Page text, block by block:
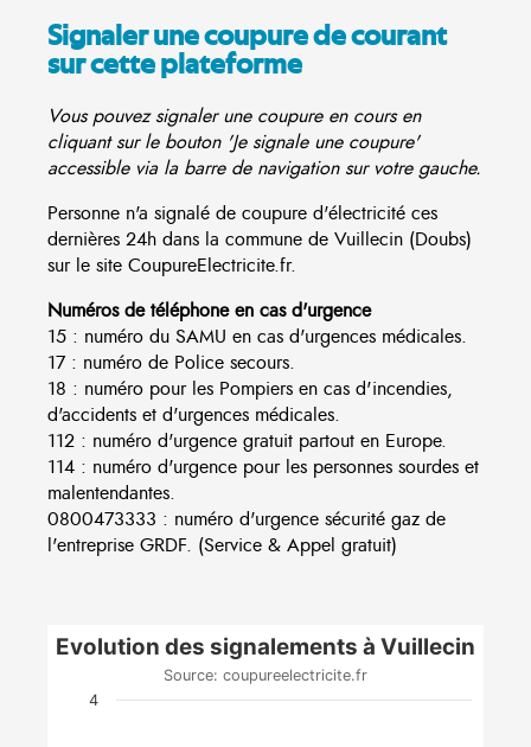
Signaler une coupure de courant
sur cette plateforme
Vous pouvez signaler une coupure en cours en
cliquant sur le bouton 'Je signale une coupure'
accessible via la barre de navigation sur votre gauche.
Personne n'a signalé de coupure d'électricité ces
dernières 24h dans la commune de Vuillecin (Doubs)
sur le site CoupureElectricite.fr.
Numéros de téléphone en cas d'urgence
15 : numéro du SAMU en cas d'urgences médicales.
17 : numéro de Police secours.
18 : numéro pour les Pompiers en cas d'incendies,
d'accidents et d'urgences médicales.
112 : numéro d'urgence gratuit partout en Europe.
114 : numéro d'urgence pour les personnes sourdes et
malentendantes.
0800473333 : numéro d'urgence sécurité gaz de
l'entreprise GRDF. (Service & Appel gratuit)
Evolution des signalements à Vuillecin
Source: coupureelectricite.fr
4